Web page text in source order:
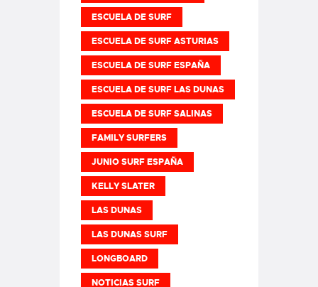
ESCUELA DE SURF
ESCUELA DE SURF ASTURIAS
ESCUELA DE SURF ESPAÑA
ESCUELA DE SURF LAS DUNAS
ESCUELA DE SURF SALINAS
FAMILY SURFERS
JUNIO SURF ESPAÑA
KELLY SLATER
LAS DUNAS
LAS DUNAS SURF
LONGBOARD
NOTICIAS SURF